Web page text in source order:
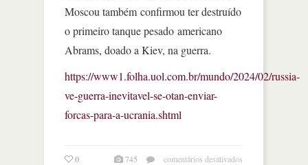
Moscou também confirmou ter destruído
o primeiro tanque pesado americano
Abrams, doado a Kiev, na guerra.
https://www1.folha.uol.com.br/mundo/2024/02/russia-
ve-guerra-inevitavel-se-otan-enviar-
forcas-para-a-ucrania.shtml
0 745 comentários desativados